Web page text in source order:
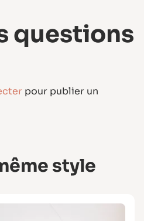
questions
pour publier un
style